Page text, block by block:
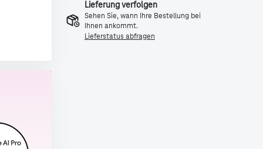
Lieferung verfolgen
Sehen Sie, wann Ihre Bestellung bei
Ihnen ankommt.
Lieferstatus abfragen